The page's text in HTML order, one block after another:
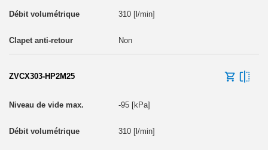
310 [l/min]
Non
ZVCX303-HP2M25
-95 [kPa]
310 [l/min]